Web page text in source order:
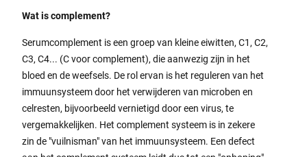
Wat is complement?
Serumcomplement is een groep van kleine eiwitten, C1, C2,
C3, C4... (C voor complement), die aanwezig zijn in het
bloed en de weefsels. De rol ervan is het reguleren van het
immuunsysteem door het verwijderen van microben en
celresten, bijvoorbeeld vernietigd door een virus, te
vergemakkelijken. Het complement systeem is in zekere
zin de "vuilnisman" van het immuunsysteem. Een defect